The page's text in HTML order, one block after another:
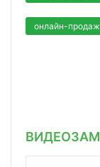
онлайн-